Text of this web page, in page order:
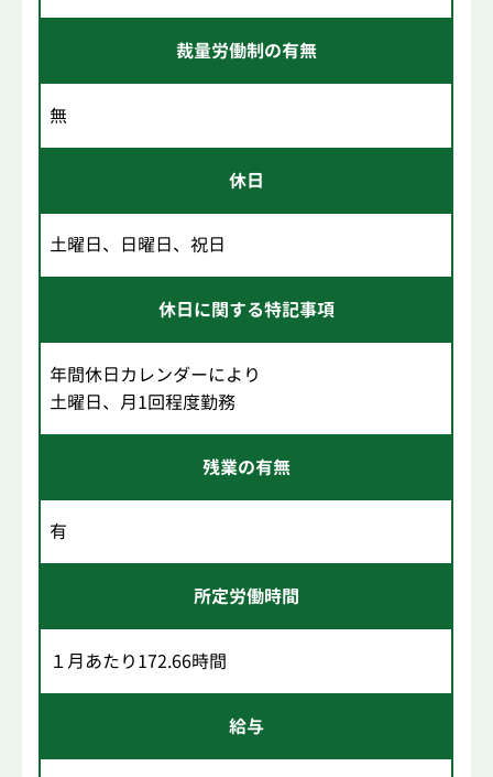
裁量労働制の有無
無
休日
土曜日、日曜日、祝日
休日に関する特記事項
年間休日カレンダーにより
土曜日、月1回程度勤務
残業の有無
有
所定労働時間
１月あたり172.66時間
給与